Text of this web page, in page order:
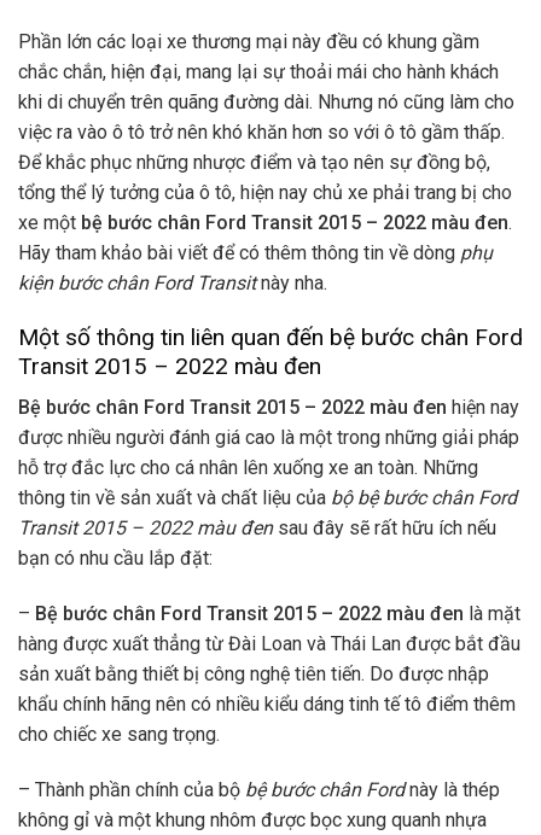
Phần lớn các loại xe thương mại này đều có khung gầm
chắc chắn, hiện đại, mang lại sự thoải mái cho hành khách
khi di chuyển trên quãng đường dài. Nhưng nó cũng làm cho
việc ra vào ô tô trở nên khó khăn hơn so với ô tô gầm thấp.
Để khắc phục những nhược điểm và tạo nên sự đồng bộ,
tổng thể lý tưởng của ô tô, hiện nay chủ xe phải trang bị cho
xe một bệ bước chân Ford Transit 2015 – 2022 màu đen.
Hãy tham khảo bài viết để có thêm thông tin về dòng phụ
kiện bước chân Ford Transitnày nha.
Một số thông tin liên quan đến bệ bước chân Ford
Transit 2015 – 2022 màu đen
Bệ bước chân Ford Transit 2015 – 2022 màu đen hiện nay
được nhiều người đánh giá cao là một trong những giải pháp
hỗ trợ đắc lực cho cá nhân lên xuống xe an toàn. Những
thông tin về sản xuất và chất liệu của bộ bệ bước chân Ford
Transit 2015 – 2022 màu đen sau đây sẽ rất hữu ích nếu
bạn có nhu cầu lắp đặt:
– Bệ bước chân Ford Transit 2015 – 2022 màu đen là mặt
hàng được xuất thẳng từ Đài Loan và Thái Lan được bắt đầu
sản xuất bằng thiết bị công nghệ tiên tiến. Do được nhập
khẩu chính hãng nên có nhiều kiểu dáng tinh tế tô điểm thêm
cho chiếc xe sang trọng.
– Thành phần chính của bộ bệ bước chân Fordnày là thép
không gỉ và một khung nhôm được bọc xung quanh nhựa